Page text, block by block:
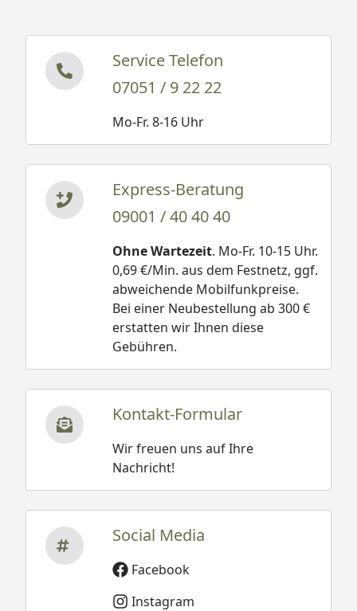
Service Telefon
07051 / 9 22 22
Mo-Fr. 8-16 Uhr
Express-Beratung
09001 / 40 40 40
Ohne Wartezeit. Mo-Fr. 10-15 Uhr.
0,69 €/Min. aus dem Festnetz, ggf.
abweichende Mobilfunkpreise.
Bei einer Neubestellung ab 300 €
erstatten wir Ihnen diese
Gebühren.
Kontakt-Formular
Wir freuen uns auf Ihre
Nachricht!
Social Media
Facebook
Instagram